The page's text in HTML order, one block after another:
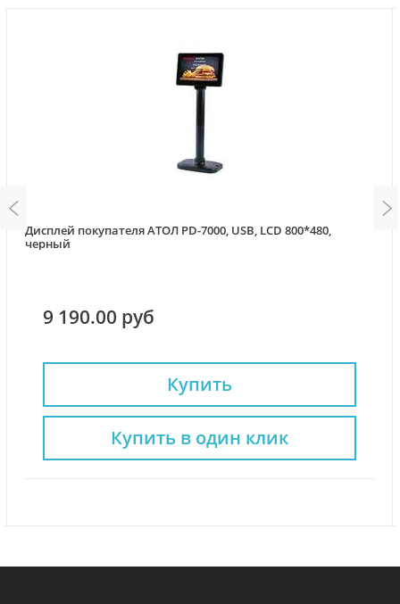
Дисплей покупателя АТОЛ PD-7000, USB, LCD 800*480,
черный
9 190.00 руб
Купить
Купить в один клик